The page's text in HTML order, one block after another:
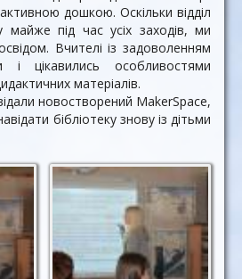
дошкою. Оскільки відділ
майже під час усіх заходів, ми
Вчителі із задоволенням
і цікавились особливостями
матеріалів.
новостворений MakerSpace,
бібліотеку знову із дітьми
Учителя виконують
вправи, підготовлені
відділом до заходів